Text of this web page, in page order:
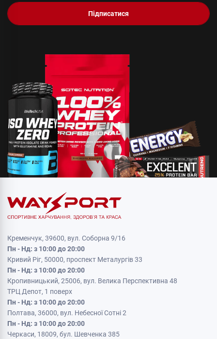
Підписатися
Кременчук, 39600, вул. Соборна 9/16
Пн - Нд: з 10:00 до 20:00
Кривий Ріг, 50000, проспект Металургів 33
Пн - Нд: з 10:00 до 20:00
Кропивницький, 25006, вул. Велика Перспективна 48
ТРЦ Депот, 1 поверх
Пн - Нд: з 10:00 до 20:00
Полтава, 36000, вул. Небесної Сотні 2
Пн - Нд: з 10:00 до 20:00
Черкаси, 18009, бул. Шевченка 385